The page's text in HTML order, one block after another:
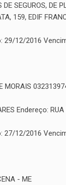
DE SEGUROS, DE
159, EDIF
29/12/2016
MORAIS
Endereço: RUA
27/12/2016
- ME